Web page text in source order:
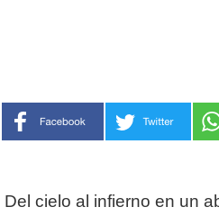
Del cielo al infierno en un